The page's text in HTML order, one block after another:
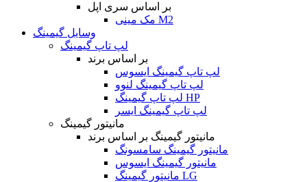
بر اساس سری اپل
مک مینی M2
وسایل گیمینگ
لپ تاپ گیمینگ
بر اساس برند
لپ تاپ گیمینگ ایسوس
لپ تاپ گیمینگ لنوو
لپ تاپ گیمینگ HP
لپ تاپ گیمینگ ایسر
مانیتور گیمینگ
مانیتور گیمینگ بر اساس برند
مانیتور گیمینگ سامسونگ
مانیتور گیمینگ ایسوس
مانیتور گیمینگ LG